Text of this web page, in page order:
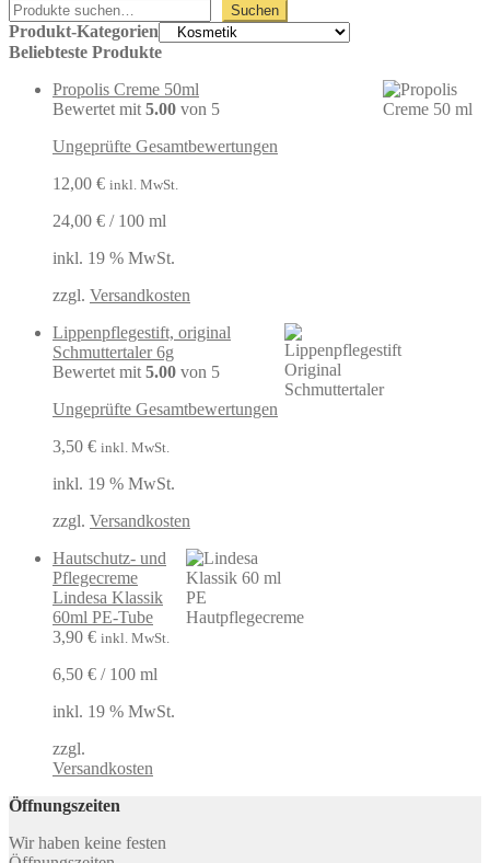
Suchen
Produkt-Kategorien
Beliebteste Produkte
Propolis Creme 50ml
Bewertet mit 5.00 von 5
Ungeprüfte Gesamtbewertungen
12,00 € inkl. MwSt.
24,00 € / 100 ml
inkl. 19 % MwSt.
zzgl. Versandkosten
Lippenpflegestift, original
Schmuttertaler 6g
Bewertet mit 5.00 von 5
Ungeprüfte Gesamtbewertungen
3,50 € inkl. MwSt.
inkl. 19 % MwSt.
zzgl. Versandkosten
Hautschutz- und
Pflegecreme
Lindesa Klassik
60ml PE-Tube
3,90 € inkl. MwSt.
6,50 € / 100 ml
inkl. 19 % MwSt.
zzgl.
Versandkosten
Öffnungszeiten
Wir haben keine festen